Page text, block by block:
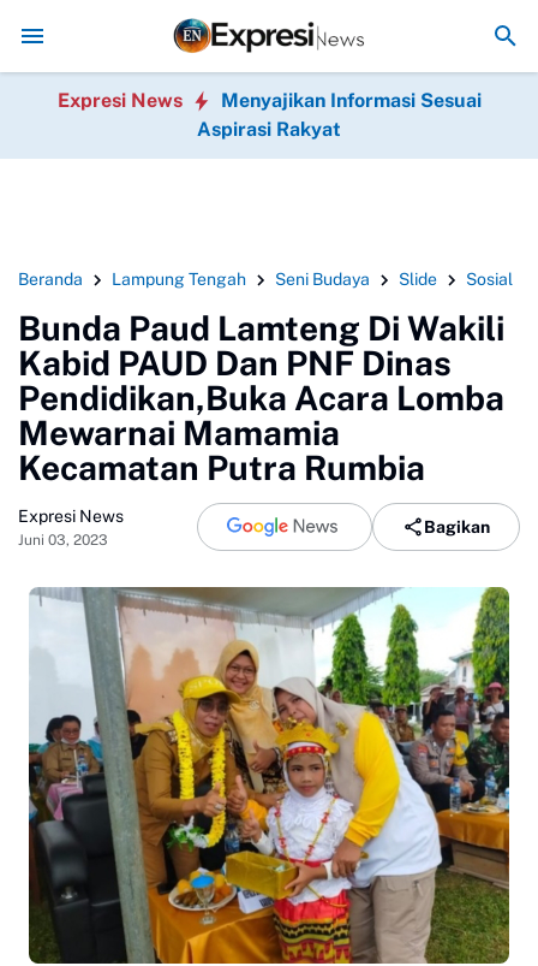
Putri Zulkifli Hasan (PZH)resmi di lantik , sekaligus Rapat
Expresi News
Menyajikan Informasi Sesuai
Aspirasi Rakyat
Beranda Lampung Tengah Seni Budaya Slide Sosial
Bunda Paud Lamteng Di Wakili
Kabid PAUD Dan PNF Dinas
Pendidikan,Buka Acara Lomba
Mewarnai Mamamia
Kecamatan Putra Rumbia
Expresi News
Juni 03, 2023
Bagikan